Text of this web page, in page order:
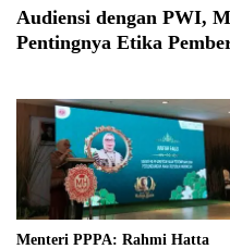
Audiensi dengan PWI,
Pentingnya Etika
Menteri PPPA: Rahmi Hatta